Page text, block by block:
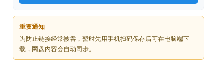
重要通知
为防止链接经常被吞，暂时先用手机扫码保存后可在电脑端下
载，网盘内容会自动同步。